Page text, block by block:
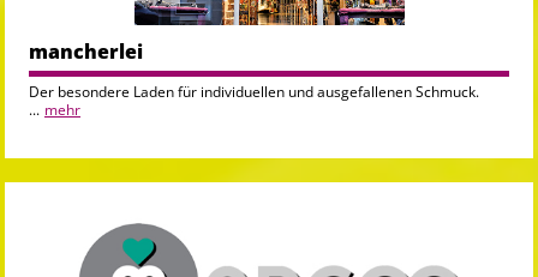
mancherlei
Der besondere Laden für individuellen und ausgefallenen Schmuck.
... mehr